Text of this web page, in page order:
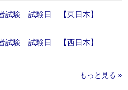
試験 試験日 【東日本】
試験 試験日 【西日本】
もっと見る »